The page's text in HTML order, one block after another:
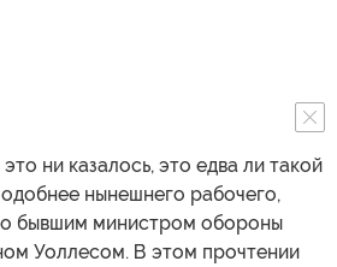
ни казалось, это едва ли такой
нынешнего рабочего,
бывшим министром обороны
Уоллесом. В этом прочтении